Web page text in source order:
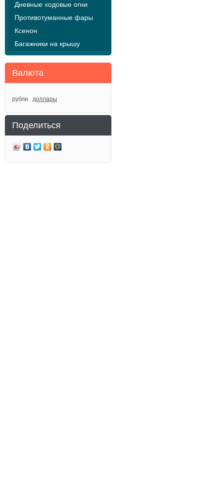
Дневные ходовые огни
Противотуманные фары
Ксенон
Багажники на крышу
Валюта
рубли доллары
Поделиться